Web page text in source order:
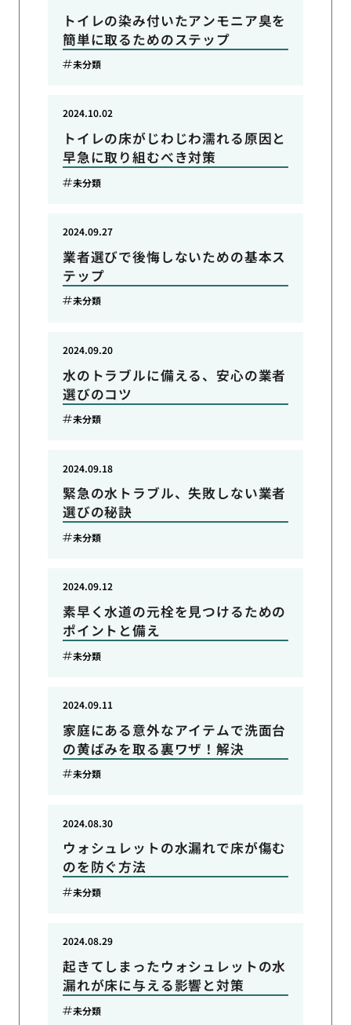
トイレの染み付いたアンモニア臭を
簡単に取るためのステップ
未分類
トイレの床がじわじわ濡れる原因と
早急に取り組むべき対策
2024.10.02
未分類
業者選びで後悔しないための基本ス
テップ
2024.09.27
未分類
水のトラブルに備える、安心の業者
選びのコツ
2024.09.20
未分類
緊急の水トラブル、失敗しない業者
選びの秘訣
2024.09.18
未分類
素早く水道の元栓を見つけるための
ポイントと備え
2024.09.12
未分類
家庭にある意外なアイテムで洗面台
の黄ばみを取る裏ワザ！解決
2024.09.11
未分類
ウォシュレットの水漏れで床が傷む
のを防ぐ方法
2024.08.30
未分類
起きてしまったウォシュレットの水
漏れが床に与える影響と対策
2024.08.29
未分類